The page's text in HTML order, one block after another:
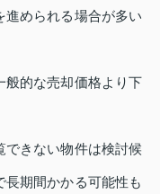
進められる場合が多い
般的な売却価格より下
できない物件は検討候
期間かかる可能性も